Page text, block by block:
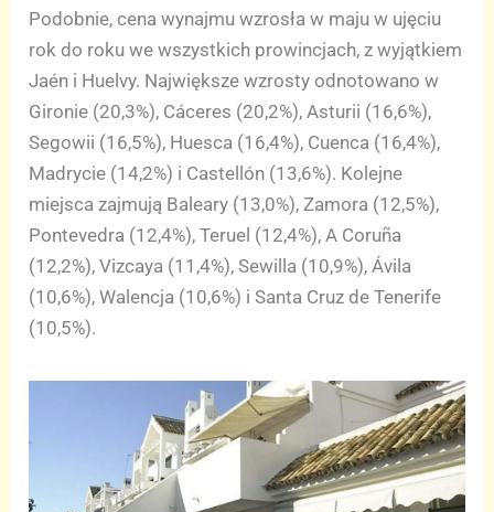
Podobnie, cena wynajmu wzrosła w maju w ujęciu
rok do roku we wszystkich prowincjach, z wyjątkiem
Jaén i Huelvy. Największe wzrosty odnotowano w
Gironie (20,3%), Cáceres (20,2%), Asturii (16,6%),
Segowii (16,5%), Huesca (16,4%), Cuenca (16,4%),
Madrycie (14,2%) i Castellón (13,6%). Kolejne
miejsca zajmują Baleary (13,0%), Zamora (12,5%),
Pontevedra (12,4%), Teruel (12,4%), A Coruña
(12,2%), Vizcaya (11,4%), Sewilla (10,9%), Ávila
(10,6%), Walencja (10,6%) i Santa Cruz de Tenerife
(10,5%).